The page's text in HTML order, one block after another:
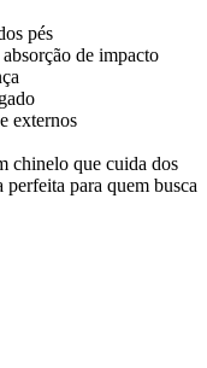
pés
de impacto
externos
chinelo que cuida dos
perfeita para quem busca